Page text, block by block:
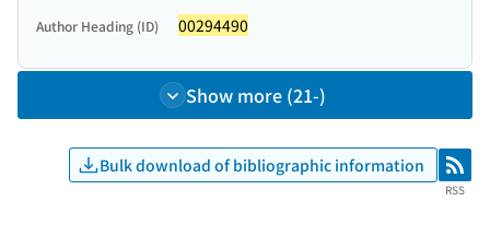
Author Heading (ID) 00294490
Show more (21-)
Bulk download of bibliographic information RSS
RSS